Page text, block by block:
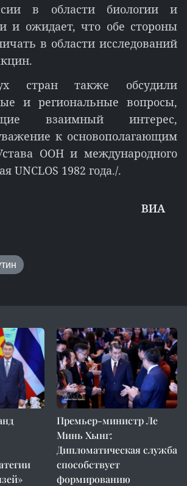
в области биологии и
и ожидает, что обе стороны
в области исследований
стран также обсудили
и региональные вопросы,
взаимный интерес,
к основополагающим
ООН и международного
UNCLOS 1982 года./.
ВИА
Премьер-министр Ле
Минь Хынг:
Дипломатическая служба
способствует
формированию